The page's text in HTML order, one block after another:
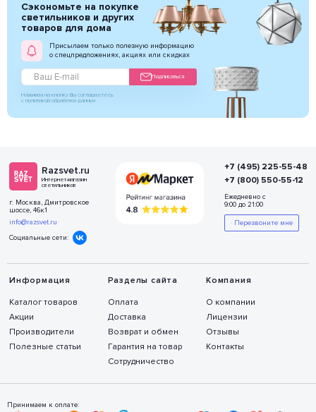
Сэкономьте на покупке
светильников и других
товаров для дома
Присылаем только полезную информацию
о спецпредложениях, акциях или скидках
Подписаться
Нажимая на кнопку Вы соглашаетесь
с политикой обработки данных
Razsvet.ru
Интернет-магазин
светильников
г. Москва, Дмитровское
шоссе, 46к1
info@razsvet.ru
Социальные сети:
Информация
Каталог товаров
Акции
Производители
Полезные статьи
Разделы сайта
Оплата
Доставка
Возврат и обмен
Гарантия на товар
Сотрудничество
Компания
О компании
Лицензии
Отзывы
Контакты
+7 (495) 225-55-48
+7 (800) 550-55-12
Ежедневно с
9:00 до 21:00
Перезвоните мне
Принимаем к оплате: